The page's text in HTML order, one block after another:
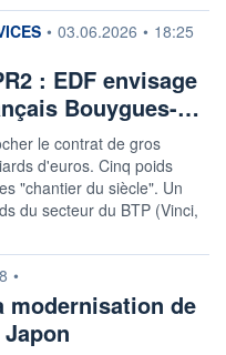
• 03.06.2026 • 18:25
: EDF envisage
Bouygues-…
le contrat de gros
d'euros. Cinq poids
"chantier du siècle". Un
du secteur du BTP (Vinci,
•
modernisation de